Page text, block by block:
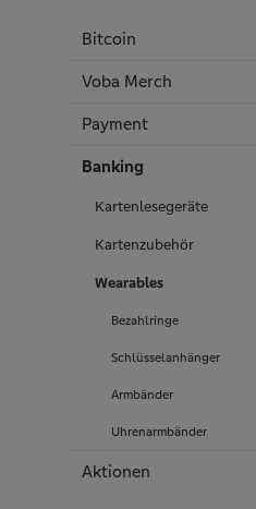
Bitcoin
Voba Merch
Payment
Banking
Kartenlesegeräte
Kartenzubehör
Wearables
Bezahlringe
Schlüsselanhänger
Armbänder
Uhrenarmbänder
Aktionen